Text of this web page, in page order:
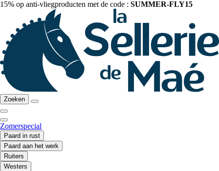
15% op anti-vliegproducten met de code : SUMMER-FLY15
Zoeken
Zomerspecial
Paard in rust
Paard aan het werk
Ruiters
Westers